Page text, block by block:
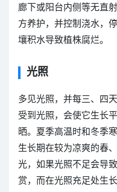
廊下或阳台内侧等无直
方养护，并控制浇水，
壤积水导致植株腐烂。
光照
多见光照，并每三、四
受到光照，会使它生长
晒。夏季高温时和冬季
生长期在较为凉爽的春
光，如果光照不足会导
赏，而在光照充足处生